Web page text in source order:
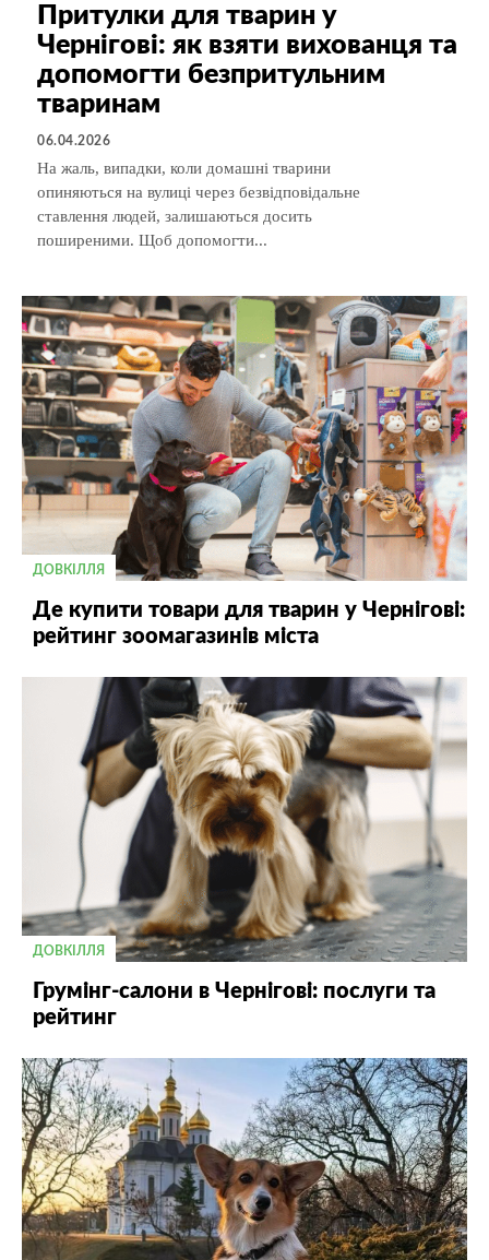
Притулки для тварин у
Чернігові: як взяти вихованця та
допомогти безпритульним
тваринам
06.04.2026
На жаль, випадки, коли домашні тварини
опиняються на вулиці через безвідповідальне
ставлення людей, залишаються досить
поширеними. Щоб допомогти...
ДОВКІЛЛЯ
Де купити товари для тварин у Чернігові:
рейтинг зоомагазинів міста
ДОВКІЛЛЯ
Грумінг-салони в Чернігові: послуги та
рейтинг